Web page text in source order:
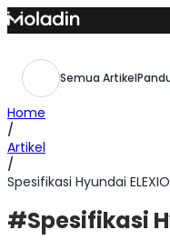
Skip
to
Semua Artikel
Home
/
Artikel
/
Spesifikasi Hyundai ELEXIO
#Spesifikasi